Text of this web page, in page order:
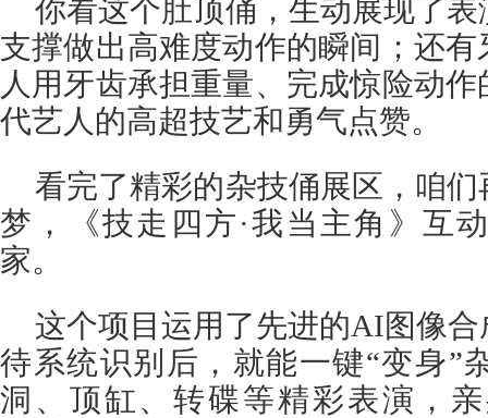
你看这个肚顶俑，生动展现了
支撑做出高难度动作的瞬间；还
人用牙齿承担重量、完成惊险动
代艺人的高超技艺和勇气点赞。
看完了精彩的杂技俑展区，咱
梦，《技走四方·我当主角》互
家。
这个项目运用了先进的AI图像
待系统识别后，就能一键“变身”
洞、顶缸、转碟等精彩表演，